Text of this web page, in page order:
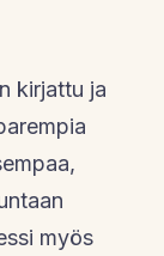
kirjattu ja
myös